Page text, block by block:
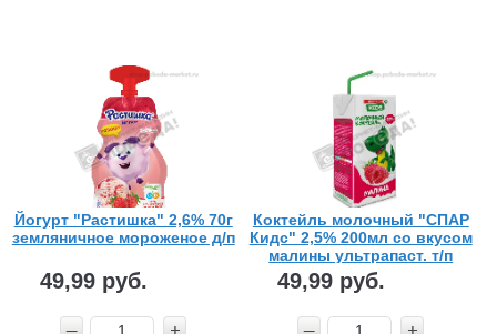
Йогурт "Растишка" 2,6% 70г
земляничное мороженое д/п
49,99 руб.
Коктейль молочный "СПАР
Кидс" 2,5% 200мл со вкусом
малины ультрапаст. т/п
49,99 руб.